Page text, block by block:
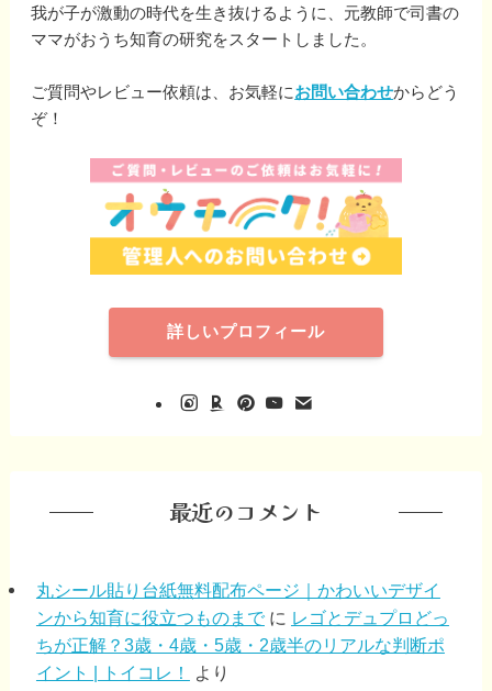
我が子が激動の時代を生き抜けるように、元教師で司書の
ママがおうち知育の研究をスタートしました。
ご質問やレビュー依頼は、お気軽にお問い合わせからどう
ぞ！
詳しいプロフィール
最近のコメント
丸シール貼り台紙無料配布ページ｜かわいいデザイ
ンから知育に役立つものまでに レゴとデュプロどっ
ちが正解？3歳・4歳・5歳・2歳半のリアルな判断ポ
イント | トイコレ！
より